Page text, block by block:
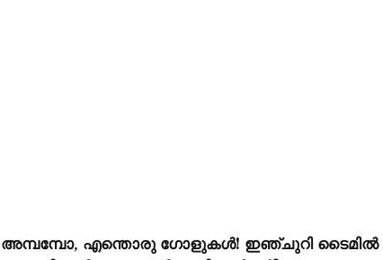
അമ്പമ്പോ, എന്തൊരു ഗോളുകൾ! ഇഞ്ചുറി ടൈമിൽ